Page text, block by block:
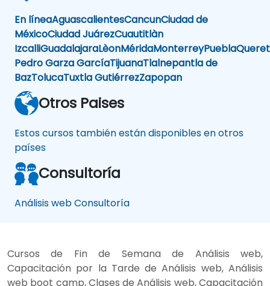
En líneaAguascalientesCancunCiudad de
MéxicoCiudad JuárezCuautitlàn
IzcalliGuadalajaraLèonMéridaMonterreyPuebla
Pedro Garza GarcíaTijuanaTlalnepantla de
BazTolucaTuxtla GutiérrezZapopan
Otros Paises
Estos cursos también están disponibles en otros
países
Consultoría
Análisis web Consultoría
Cursos de Fin de Semana de Análisis web,
Capacitación por la Tarde de Análisis web, Análisis
web boot camp, Clases de Análisis web, Capacitación